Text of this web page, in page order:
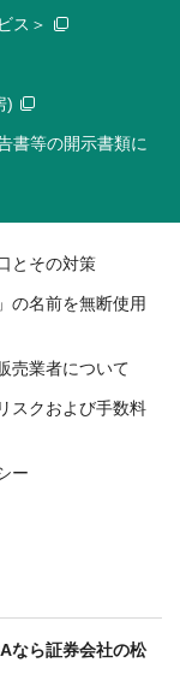
ス＞
)
書等の開示書類に
とその対策
の名前を無断使用
売業者について
スクおよび手数料
ー
なら証券会社の松